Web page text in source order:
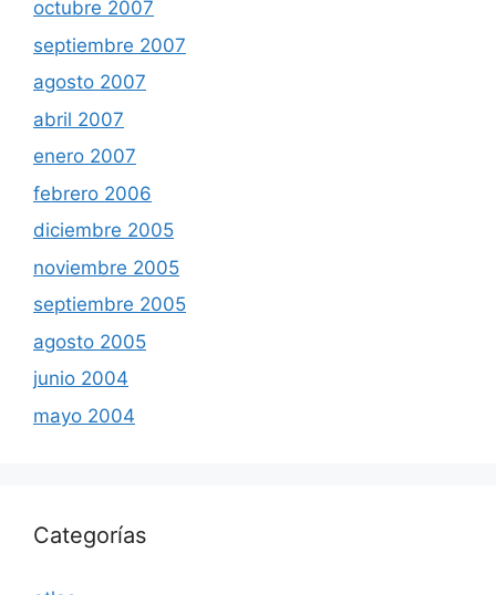
octubre 2007
septiembre 2007
agosto 2007
abril 2007
enero 2007
febrero 2006
diciembre 2005
noviembre 2005
septiembre 2005
agosto 2005
junio 2004
mayo 2004
Categorías